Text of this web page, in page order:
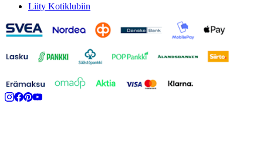
Liity Kotiklubiin